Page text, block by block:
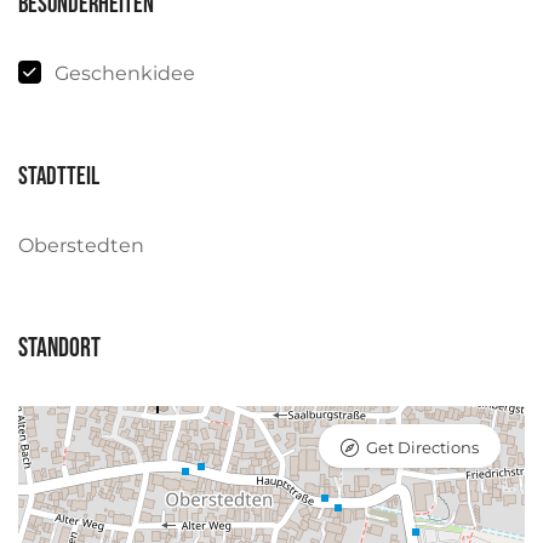
Geschenkidee
Stadtteil
Oberstedten
Standort
Get Directions